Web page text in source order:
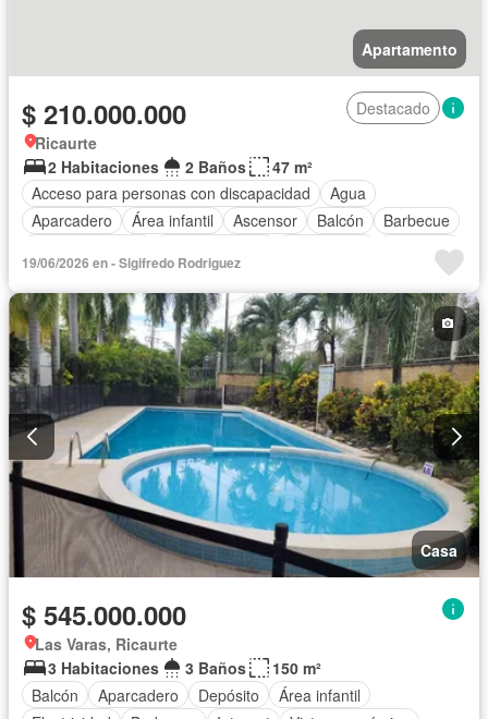
Apartamento
$ 210.000.000
Destacado
Ricaurte
2 Habitaciones
2 Baños
47 m²
Acceso para personas con discapacidad
Agua
Aparcadero
Área infantil Ascensor Balcón
Barbecue
Gimnasio
Jacuzzi
Jardín Piscina
Seguridad privada
Tanque de agua
Vista panorámica
19/06/2026 en - Sigifredo Rodriguez
Casa
$ 545.000.000
Las Varas, Ricaurte
3 Habitaciones
3 Baños
150 m²
Balcón
Aparcadero Depósito
Área infantil